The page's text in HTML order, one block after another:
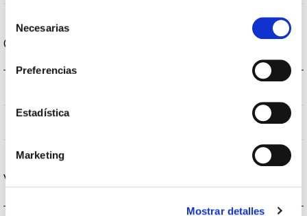
consentimiento
Necesarias
Preferencias
Estadística
Marketing
Mostrar detalles
Carcaça e Acabamento
–
Vida